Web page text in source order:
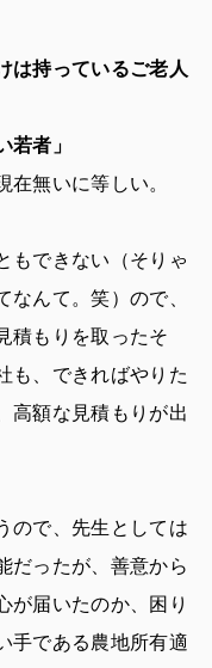
は持っているご老人
若者」
在無いに等しい。
もできない（そりゃ
なんて。笑）ので、
積もりを取ったそ
も、できればやりた
高額な見積もりが出
ので、先生としては
だったが、善意から
が届いたのか、困り
手である農地所有適